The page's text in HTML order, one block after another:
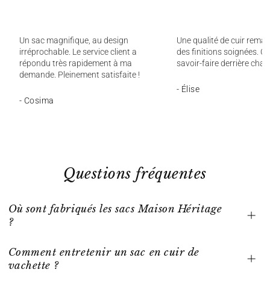
Un sac magnifique, au design
irréprochable. Le service client a
répondu très rapidement à ma
demande. Pleinement satisfaite !
- Cosima
Une qualité de cuir
des finitions soignées.
savoir-faire derrière
- Élise
Questions fréquentes
Où sont fabriqués les sacs Maison Héritage
?
Comment entretenir un sac en cuir de
vachette ?